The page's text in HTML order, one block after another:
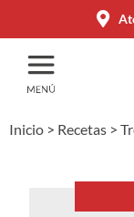
Inicio > Recetas >